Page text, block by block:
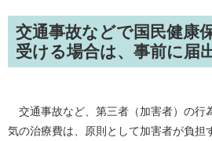
交通事故などで国民健康
受ける場合は、事前に届
交通事故など、第三者（加害者）の行
気の治療費は、原則として加害者が負担